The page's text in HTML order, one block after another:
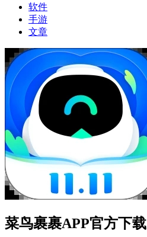
软件
手游
文章
菜鸟裹裹APP官方下载